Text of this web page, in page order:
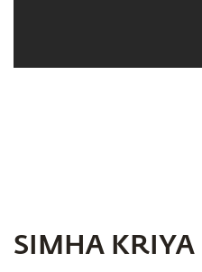
SIMHA KRIYA